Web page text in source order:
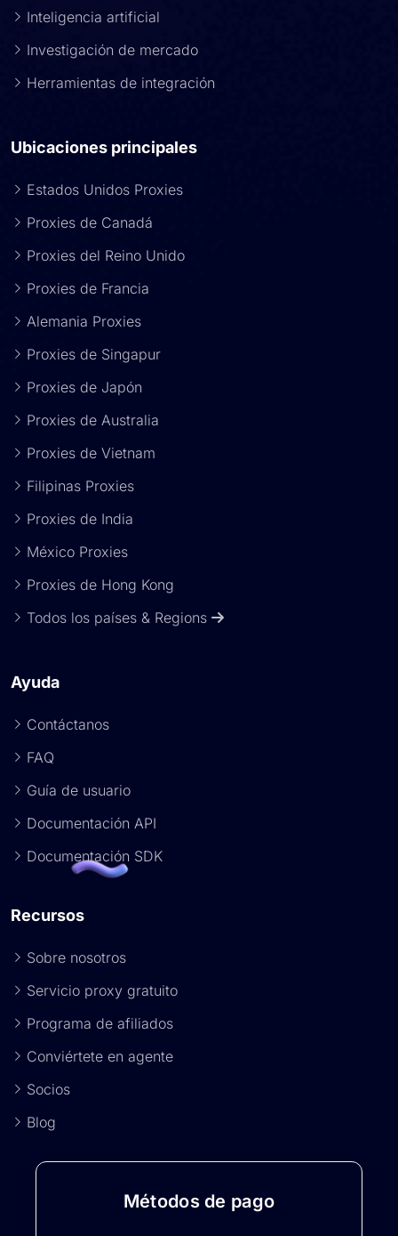
Inteligencia artificial
Investigación de mercado
Herramientas de integración
Ubicaciones principales
Estados Unidos Proxies
Proxies de Canadá
Proxies del Reino Unido
Proxies de Francia
Alemania Proxies
Proxies de Singapur
Proxies de Japón
Proxies de Australia
Proxies de Vietnam
Filipinas Proxies
Proxies de India
México Proxies
Proxies de Hong Kong
Todos los países & Regions
Ayuda
Contáctanos
FAQ
Guía de usuario
Documentación API
Documentación SDK
Recursos
Sobre nosotros
Servicio proxy gratuito
Programa de afiliados
Conviértete en agente
Socios
Blog
Métodos de pago